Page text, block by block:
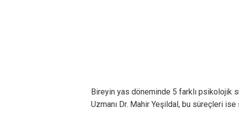
Bireyin yas döneminde 5 farklı psikolojik
Uzmanı Dr. Mahir Yeşildal, bu süreçleri